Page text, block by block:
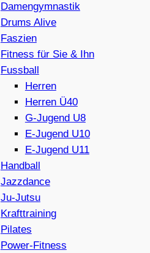
Damengymnastik
Drums Alive
Faszien
Fitness für Sie & Ihn
Fussball
Herren
Herren Ü40
G-Jugend U8
E-Jugend U10
E-Jugend U11
Handball
Jazzdance
Ju-Jutsu
Krafttraining
Pilates
Power-Fitness